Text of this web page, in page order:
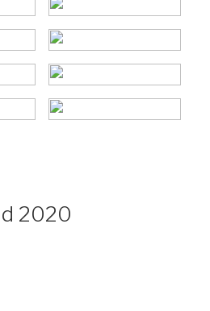
2020